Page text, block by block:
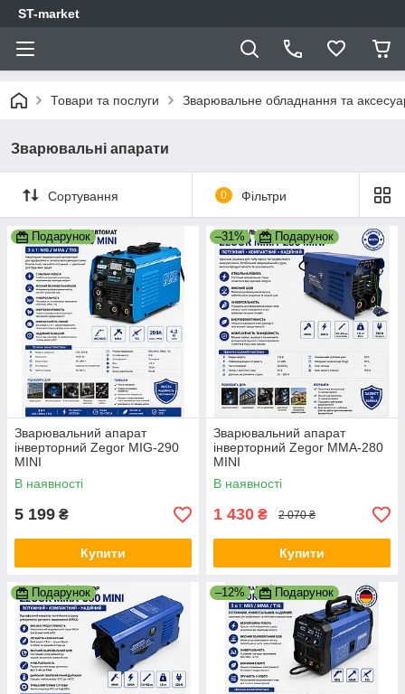
ST-market
Товари та послуги Зварювальне обладнання та
Зварювальні апарати
Сортування 0 Фільтри
Подарунок
Зварювальний апарат
інверторний Zegor MIG-290
MINI
В наявності
5 199 ₴
Купити
–31% Подарунок
Зварювальний апарат
інверторний Zegor MMA-280
MINI
В наявності
1 430 ₴ 2 070 ₴
Купити
Подарунок –12% Подарунок